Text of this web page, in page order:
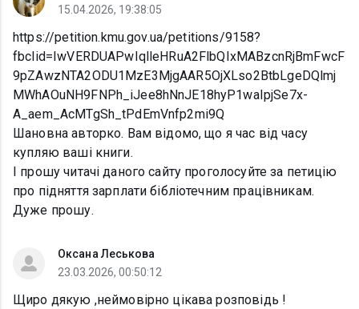
15.04.2026, 19:38:05
https://petition.kmu.gov.ua/petitions/9158?
fbclid=IwVERDUAPwIqlleHRuA2FlbQIxMABzcnRjBmFwcF
9pZAwzNTA2ODU1MzE3MjgAAR5OjXLso2BtbLgeDQlmj
MWhAOuNH9FNPh_iJee8hNnJE18hyP1waIpjSe7x-
A_aem_AcMTgSh_tPdEmVnfp2mi9Q
Шановна авторко. Вам відомо, що я час від часу
купляю ваші книги.
І прошу читачі даного сайту проголосуйте за петицію
про підняття зарплати бібліотечним працівникам.
Дуже прошу.
Оксана Леськова
23.03.2026, 00:50:12
Щиро дякую ,неймовірно цікава розповідь !